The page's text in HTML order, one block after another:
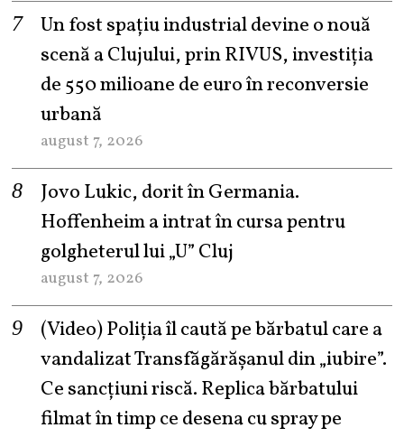
Un fost spațiu industrial devine o nouă
scenă a Clujului, prin RIVUS, investiția
de 550 milioane de euro în reconversie
urbană
august 7, 2026
Jovo Lukic, dorit în Germania.
Hoffenheim a intrat în cursa pentru
golgheterul lui „U” Cluj
august 7, 2026
(Video) Poliția îl caută pe bărbatul care a
vandalizat Transfăgărășanul din „iubire”.
Ce sancțiuni riscă. Replica bărbatului
filmat în timp ce desena cu spray pe